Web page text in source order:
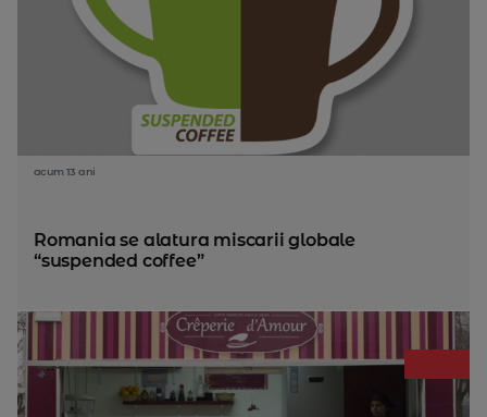
acum 13 ani
Romania se alatura miscarii globale
“suspended coffee”